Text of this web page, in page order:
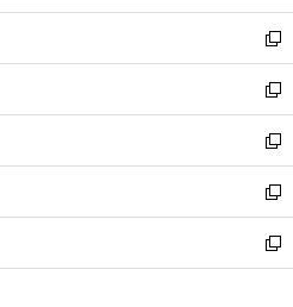
開
く
ウ
で
開
く
ン
ド
ウ
で
開
く
ウ
ィ
ン
ド
ウ
で
開
く
新
し
い
ウ
ィ
ン
ド
ウ
で
開
新
し
い
ウ
ィ
ン
ド
ウ
新
し
い
ウ
ィ
ン
新
し
い
ウ
新
し